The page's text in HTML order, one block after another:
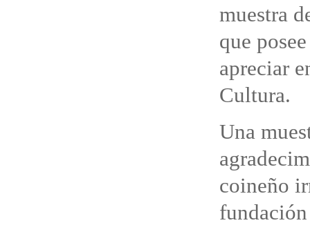
muestra
que
apreciar
Cultura.
Una
coineño